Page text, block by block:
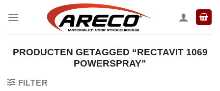
naar
PRODUCTEN GETAGGED “RECTAVIT 1069
POWERSPRAY”
FILTER